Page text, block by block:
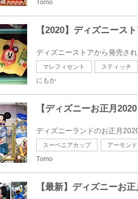
Tomo
【2020】ディズニース
ディズニーストアから発売さ
マレフィセント スティッチ
にもか
【ディズニーお正月
ディズニーランドのお正月
スーベニアカップ アーモン
Tomo
【最新】ディズニーお